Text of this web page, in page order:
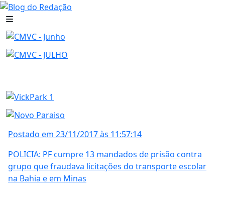
Postado em 23/11/2017 às 11:57:14
POLICIA: PF cumpre 13 mandados de prisão contra
grupo que fraudava licitações do transporte escolar
na Bahia e em Minas